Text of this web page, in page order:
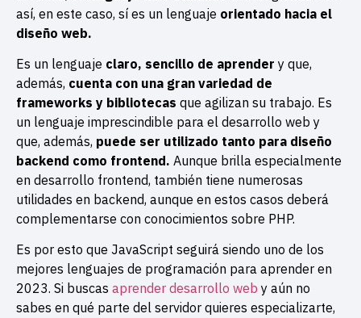
así, en este caso, sí es un lenguaje orientado hacia el
diseño web.
Es un lenguaje claro, sencillo de aprender y que,
además, cuenta con una gran variedad de
frameworks y bibliotecas que agilizan su trabajo. Es
un lenguaje imprescindible para el desarrollo web y
que, además, puede ser utilizado tanto para diseño
backend como frontend. Aunque brilla especialmente
en desarrollo frontend, también tiene numerosas
utilidades en backend, aunque en estos casos deberá
complementarse con conocimientos sobre PHP.
Es por esto que JavaScript seguirá siendo uno de los
mejores lenguajes de programación para aprender en
2023. Si buscas aprender desarrollo web y aún no
sabes en qué parte del servidor quieres especializarte,